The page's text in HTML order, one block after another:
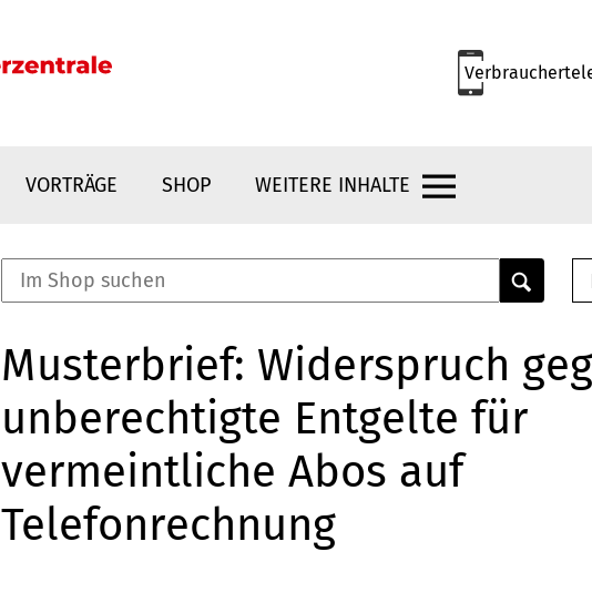
VORTRÄGE SHOP WEITERE INHALTE
Musterbrief: Widerspruch
unberechtigte Entgelte für
vermeintliche Abos auf
Telefonrechnung